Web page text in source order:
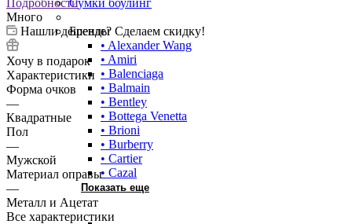
Сумки боулинг
Бренды
• Alexander Wang
• Amiri
• Balenciaga
• Balmain
• Bentley
• Bottega Venetta
• Brioni
• Burberry
• Cartier
• Cazal
Показать еще
Много
Нашли дешевле? Сделаем скидку!
Хочу в подарок
Характеристики
Форма очков
—
Квадратные
Пол
—
Мужской
Материал оправы
—
Металл и Ацетат
Все характеристики